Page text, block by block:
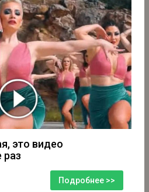
это видео
раз
Подробнее >>